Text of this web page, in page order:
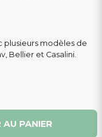
modèles de
Bellier et Casalini.
AU PANIER